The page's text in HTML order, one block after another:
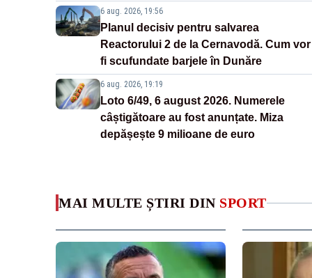
6 aug. 2026, 19:56
Planul decisiv pentru salvarea
Reactorului 2 de la Cernavodă. Cum vor
fi scufundate barjele în Dunăre
6 aug. 2026, 19:19
Loto 6/49, 6 august 2026. Numerele
câștigătoare au fost anunțate. Miza
depășește 9 milioane de euro
MAI MULTE ȘTIRI DIN SPORT